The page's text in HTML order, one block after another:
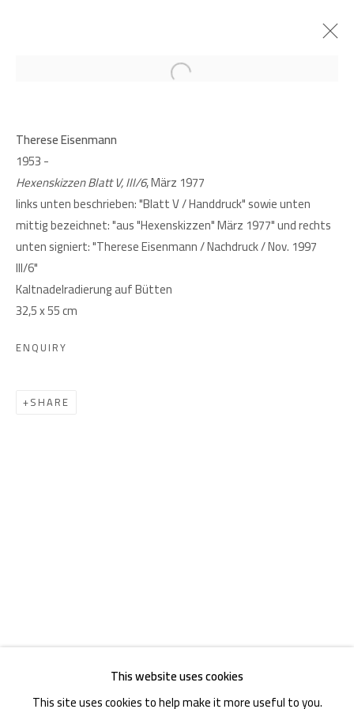
THERESE EISENMANN. AUF DER
SPUR
9 MARCH - 22 APRIL 2023
GIESE UND SCHWEIGER
KUNSTHÄNDLER
This website uses cookies
This site uses cookies to help make it more useful to you.
Therese Eisenmann
1953 -
Hexenskizzen Blatt V, III/6, März 1977
links unten beschrieben: "Blatt V / Handdruck" sowie unten
mittig bezeichnet: "aus "Hexenskizzen" März 1977" und rechts
unten signiert: "Therese Eisenmann / Nachdruck / Nov. 1997
III/6"
Kaltnadelradierung auf Bütten
32,5 x 55 cm
ENQUIRY
SHARE